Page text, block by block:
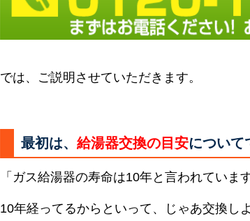
では、ご説明させていただきます。
最初は、 給湯器交換の目安について
「ガス給湯器の寿命は10年と言われてい
10年経ってるからといって、じゃあ交換し